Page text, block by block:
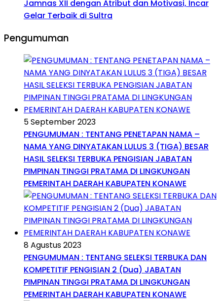
Jamnas XII dengan Atribut dan Motivasi, Incar
Gelar Terbaik di Sultra
Pengumuman
5 September 2023
PENGUMUMAN : TENTANG PENETAPAN NAMA –
NAMA YANG DINYATAKAN LULUS 3 (TIGA) BESAR
HASIL SELEKSI TERBUKA PENGISIAN JABATAN
PIMPINAN TINGGI PRATAMA DI LINGKUNGAN
PEMERINTAH DAERAH KABUPATEN KONAWE
8 Agustus 2023
PENGUMUMAN : TENTANG SELEKSI TERBUKA DAN
KOMPETITIF PENGISIAN 2 (Dua) JABATAN
PIMPINAN TINGGI PRATAMA DI LINGKUNGAN
PEMERINTAH DAERAH KABUPATEN KONAWE